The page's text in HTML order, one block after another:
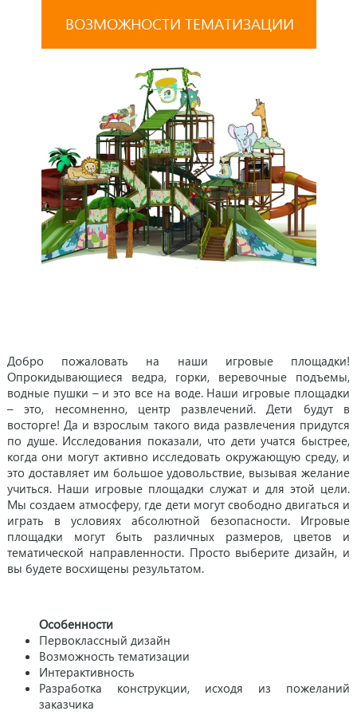
ВОЗМОЖНОСТИ ТЕМАТИЗАЦИИ
Добро пожаловать на наши игровые площадки!
Опрокидывающиеся ведра, горки, веревочные подъемы,
водные пушки – и это все на воде. Наши игровые площадки
– это, несомненно, центр развлечений. Дети будут в
восторге! Да и взрослым такого вида развлечения придутся
по душе. Исследования показали, что дети учатся быстрее,
когда они могут активно исследовать окружающую среду, и
это доставляет им большое удовольствие, вызывая желание
учиться. Наши игровые площадки служат и для этой цели.
Мы создаем атмосферу, где дети могут свободно двигаться и
играть в условиях абсолютной безопасности. Игровые
площадки могут быть различных размеров, цветов и
тематической направленности. Просто выберите дизайн, и
вы будете восхищены результатом.
Особенности
Первоклассный дизайн
Возможность тематизации
Интерактивность
Разработка конструкции, исходя из пожеланий
заказчика